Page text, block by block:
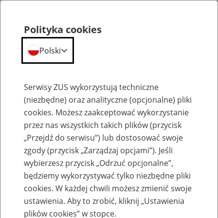
Komunikaty
Komunikaty techniczne
Polityka cookies
Polski
Serwisy ZUS wykorzystują techniczne
(niezbędne) oraz analityczne (opcjonalne) pliki
cookies. Możesz zaakceptować wykorzystanie
przez nas wszystkich takich plików (przycisk
„Przejdź do serwisu”) lub dostosować swoje
zgody (przycisk „Zarządzaj opcjami”). Jeśli
wybierzesz przycisk „Odrzuć opcjonalne”,
będziemy wykorzystywać tylko niezbędne pliki
cookies. W każdej chwili możesz zmienić swoje
ustawienia. Aby to zrobić, kliknij „Ustawienia
plików cookies” w stopce.